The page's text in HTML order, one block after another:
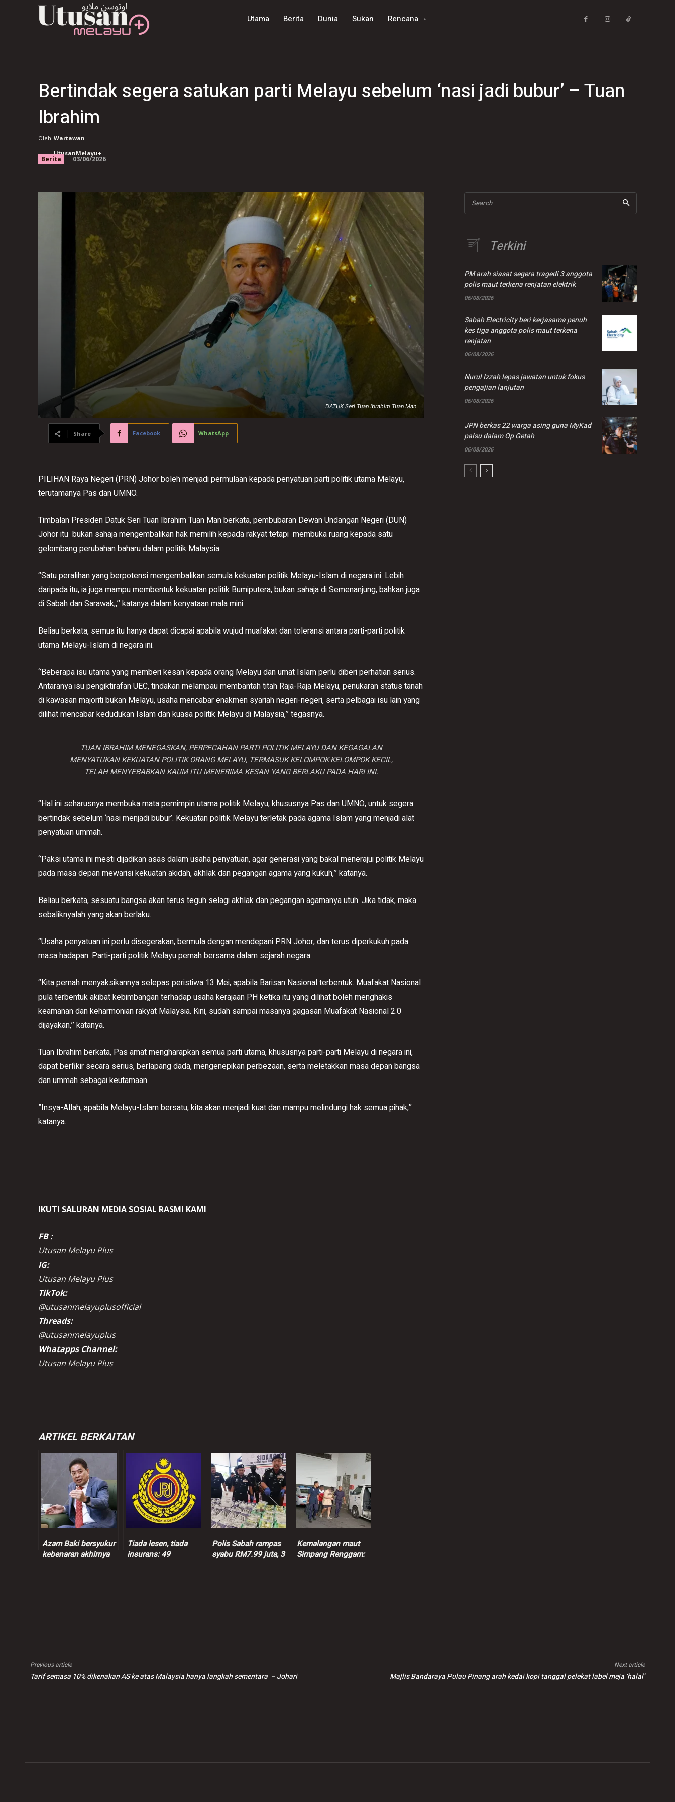
Utama Berita Dunia Sukan Rencana
Bertindak segera satukan parti Melayu sebelum ‘nasi jadi bubur’ – Tuan
Ibrahim
Oleh Wartawan
UtusanMelayu+
Berita 03/06/2026
DATUK Seri Tuan Ibrahim Tuan Man
Share Facebook WhatsApp
PILIHAN Raya Negeri (PRN) Johor boleh menjadi permulaan kepada penyatuan parti politik utama Melayu,
terutamanya Pas dan UMNO.
Timbalan Presiden Datuk Seri Tuan Ibrahim Tuan Man berkata, pembubaran Dewan Undangan Negeri (DUN)
Johor itu bukan sahaja mengembalikan hak memilih kepada rakyat tetapi membuka ruang kepada satu
gelombang perubahan baharu dalam politik Malaysia .
‘’Satu peralihan yang berpotensi mengembalikan semula kekuatan politik Melayu-Islam di negara ini. Lebih
daripada itu, ia juga mampu membentuk kekuatan politik Bumiputera, bukan sahaja di Semenanjung, bahkan juga
di Sabah dan Sarawak,,’’ katanya dalam kenyataan mala mini.
Beliau berkata, semua itu hanya dapat dicapai apabila wujud muafakat dan toleransi antara parti-parti politik
utama Melayu-Islam di negara ini.
‘’Beberapa isu utama yang memberi kesan kepada orang Melayu dan umat Islam perlu diberi perhatian serius.
Antaranya isu pengiktirafan UEC, tindakan melampau membantah titah Raja-Raja Melayu, penukaran status tanah
di kawasan majoriti bukan Melayu, usaha mencabar enakmen syariah negeri-negeri, serta pelbagai isu lain yang
dilihat mencabar kedudukan Islam dan kuasa politik Melayu di Malaysia,’’ tegasnya.
TUAN IBRAHIM MENEGASKAN, PERPECAHAN PARTI POLITIK MELAYU DAN KEGAGALAN
MENYATUKAN KEKUATAN POLITIK ORANG MELAYU, TERMASUK KELOMPOK-KELOMPOK KECIL,
TELAH MENYEBABKAN KAUM ITU MENERIMA KESAN YANG BERLAKU PADA HARI INI.
‘’Hal ini seharusnya membuka mata pemimpin utama politik Melayu, khususnya Pas dan UMNO, untuk segera
bertindak sebelum ‘nasi menjadi bubur’. Kekuatan politik Melayu terletak pada agama Islam yang menjadi alat
penyatuan ummah.
‘’Paksi utama ini mesti dijadikan asas dalam usaha penyatuan, agar generasi yang bakal menerajui politik Melayu
pada masa depan mewarisi kekuatan akidah, akhlak dan pegangan agama yang kukuh,’’ katanya.
Beliau berkata, sesuatu bangsa akan terus teguh selagi akhlak dan pegangan agamanya utuh. Jika tidak, maka
sebaliknyalah yang akan berlaku.
‘’Usaha penyatuan ini perlu disegerakan, bermula dengan mendepani PRN Johor, dan terus diperkukuh pada
masa hadapan. Parti-parti politik Melayu pernah bersama dalam sejarah negara.
‘’Kita pernah menyaksikannya selepas peristiwa 13 Mei, apabila Barisan Nasional terbentuk. Muafakat Nasional
pula terbentuk akibat kebimbangan terhadap usaha kerajaan PH ketika itu yang dilihat boleh menghakis
keamanan dan keharmonian rakyat Malaysia. Kini, sudah sampai masanya gagasan Muafakat Nasional 2.0
dijayakan,’’ katanya.
Tuan Ibrahim berkata, Pas amat mengharapkan semua parti utama, khususnya parti-parti Melayu di negara ini,
dapat berfikir secara serius, berlapang dada, mengenepikan perbezaan, serta meletakkan masa depan bangsa
dan ummah sebagai keutamaan.
”Insya-Allah, apabila Melayu-Islam bersatu, kita akan menjadi kuat dan mampu melindungi hak semua pihak,’’
katanya.
IKUTI SALURAN MEDIA SOSIAL RASMI KAMI
FB :
Utusan Melayu Plus
IG:
Utusan Melayu Plus
TikTok:
@utusanmelayuplusofficial
Threads:
@utusanmelayuplus
Whatapps Channel:
Utusan Melayu Plus
ARTIKEL BERKAITAN
Azam Baki bersyukur
kebenaran akhirnya
Tiada lesen, tiada
insurans: 49
Polis Sabah rampas
syabu RM7.99 juta, 3
Kemalangan maut
Simpang Renggam:
Search
Terkini
PM arah siasat segera tragedi 3 anggota
polis maut terkena renjatan elektrik
06/08/2026
Sabah Electricity beri kerjasama penuh
kes tiga anggota polis maut terkena
renjatan
06/08/2026
Nurul Izzah lepas jawatan untuk fokus
pengajian lanjutan
06/08/2026
JPN berkas 22 warga asing guna MyKad
palsu dalam Op Getah
06/08/2026
Previous article
Tarif semasa 10% dikenakan AS ke atas Malaysia hanya langkah sementara – Johari
Next article
Majlis Bandaraya Pulau Pinang arah kedai kopi tanggal pelekat label meja ‘halal’